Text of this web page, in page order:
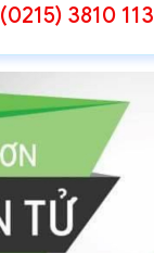
(0215) 3810 113